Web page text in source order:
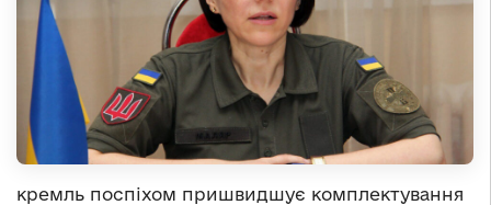
кремль поспіхом пришвидшує комплектування